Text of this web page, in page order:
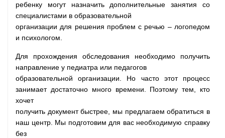
ребенку могут назначить дополнительные занятия со
специалистами в образовательной
организации для решения проблем с речью – логопедом
и психологом.
Для прохождения обследования необходимо получить
направление у педиатра или педагогов
образовательной организации. Но часто этот процесс
занимает достаточно много времени. Поэтому тем, кто
хочет
получить документ быстрее, мы предлагаем обратиться в
наш центр. Мы подготовим для вас необходимую справку
без